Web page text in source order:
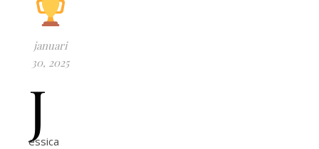
januari
30, 2025
J
essica